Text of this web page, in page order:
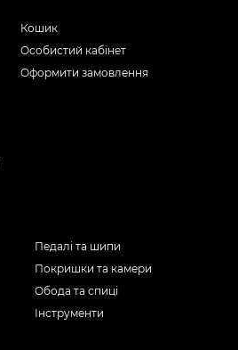
Кошик
Особистий кабінет
Оформити замовлення
Педалі та шипи
Покришки та камери
Обода та спиці
Інструменти